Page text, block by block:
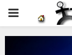
PRIMARY
MENU